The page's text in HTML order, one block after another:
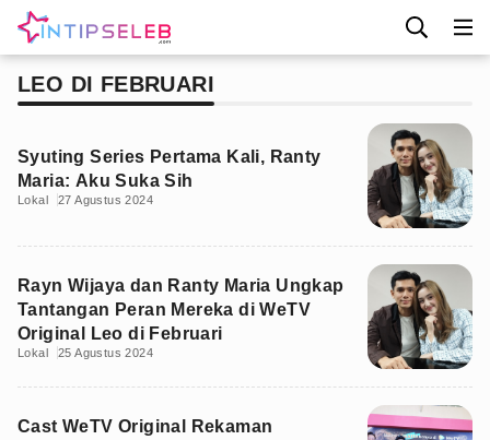
LEO DI FEBRUARI
Syuting Series Pertama Kali, Ranty
Maria: Aku Suka Sih
Lokal 27 Agustus 2024
Rayn Wijaya dan Ranty Maria Ungkap
Tantangan Peran Mereka di WeTV
Original Leo di Februari
Lokal 25 Agustus 2024
Cast WeTV Original Rekaman